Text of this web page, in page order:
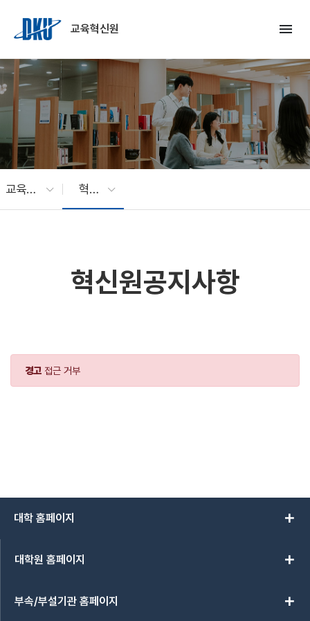
교육혁신원
menu
교육혁신원 혁신원공지사항
혁신원공지사항
경고 접근 거부
대학 홈페이지 add
대학원 홈페이지 add
부속/부설기관 홈페이지 add